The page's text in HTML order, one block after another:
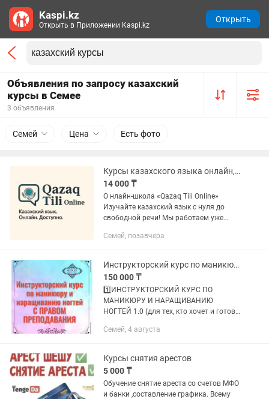
Объявления по запросу казахский
курсы в Семее
3 объявления
Семей Цена Есть фото
Курсы казахского языка онлайн, индивидуально
14 000 ₸
О нлайн-школа «Qazaq Tili Online»
Изучайте казахский язык с нуля до
свободной речи! Мы работаем уже
всему Казахстану. Каждый день с нами
Семей, позавчера
Инструкторский курс по маникюру и наращиванию ногтей
150 000 ₸
1️⃣ИНСТРУКТОРСКИЙ КУРС ПО
МАНИКЮРУ И НАРАЩИВАНИЮ
НОГТЕЙ 1.0 (для тех, кто хочет и готов
2️⃣ИНСТРУКТОРСКИЙ КУРС ПО
НОГТЕЙ 2.0 (для тех, кто хочет и
готов...
Семей, 4 августа
Курсы снятия арестов
5 000 ₸
Обучение снятие ареста со счетов МФО
и банки ,составление графика. Всему
Kaspi.kz
Открыть в Приложении Kaspi.kz
Открыть